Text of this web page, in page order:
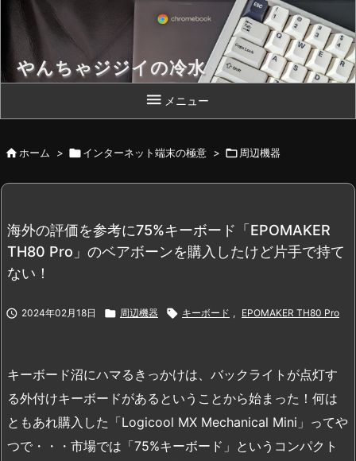
やんちゃジジイの冷水
Chromebook 片手によいしょっと！
 メニュー
ホーム > インターネット端末の極意 > 周辺機器
海外の評価を参考に75%キーボード「EPOMAKER
TH80 Pro」のベアボーンを購入したけど片手で持て
ない！
 2024年02月18日  周辺機器  キーボード , EPOMAKER TH80 Pro
キーボード沼にハマるきっかけは、バックライトが点灯す
る外付けキーボードがあるということから始まった！何は
ともあれ購入した「Logicool MX Mechanical Mini」ってや
つで・・・市場では「75%キーボード」というコンパクト